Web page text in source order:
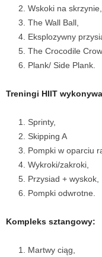
Wskoki na skrzynie,
The Wall Ball,
Eksplozywny
The Crocodile
Plank/ Side Plank.
Treningi HIIT
Sprinty,
Skipping A
Pompki w oparciu
Wykroki/zakroki,
Przysiad + wyskok,
Pompki odwrotne.
Kompleks sztangowy:
Martwy ciąg,